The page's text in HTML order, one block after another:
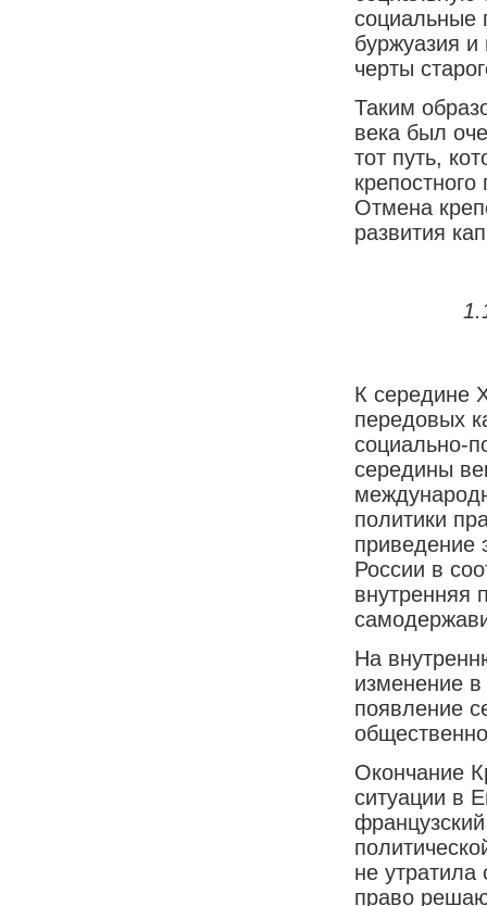
социальные
буржуазия и
черты
Таким
века был
тот путь,
Отмена
развития
К середине
передовых
социально-
середины
политики
приведение
России в
внутренняя
На
изменение в
появление
Окончание
ситуации в
не
право